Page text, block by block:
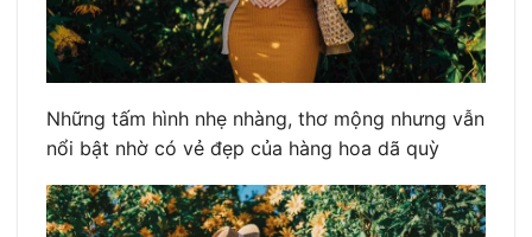
Những tấm hình nhẹ nhàng, thơ mộng nhưng vẫn
nổi bật nhờ có vẻ đẹp của hàng hoa dã quỳ